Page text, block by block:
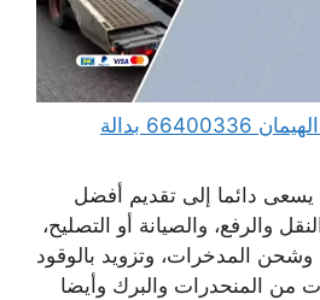
ونش كرين سطحة ام الهيمان 66400336 بدالة
دائما إلى تقديم أفضل
والرفع، والصيانة أو التصليح،
وشحن المدخرات، وتزويد بالوقود
من المنحدرات والبرك وأيضا